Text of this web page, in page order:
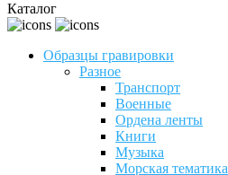
Каталог
Образцы гравировки
Разное
Транспорт
Военные
Ордена ленты
Книги
Музыка
Морская тематика